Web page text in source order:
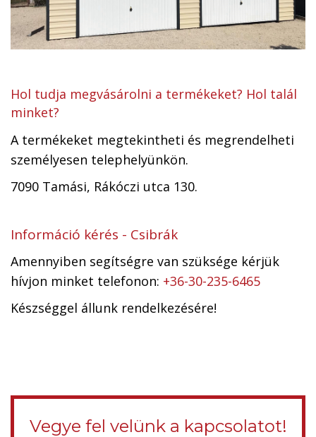
Hol tudja megvásárolni a termékeket? Hol talál
minket?
A termékeket megtekintheti és megrendelheti
személyesen telephelyünkön.
7090 Tamási, Rákóczi utca 130.
Információ kérés - Csibrák
Amennyiben segítségre van szüksége kérjük
hívjon minket telefonon: +36-30-235-6465
Készséggel állunk rendelkezésére!
Vegye fel velünk a kapcsolatot!